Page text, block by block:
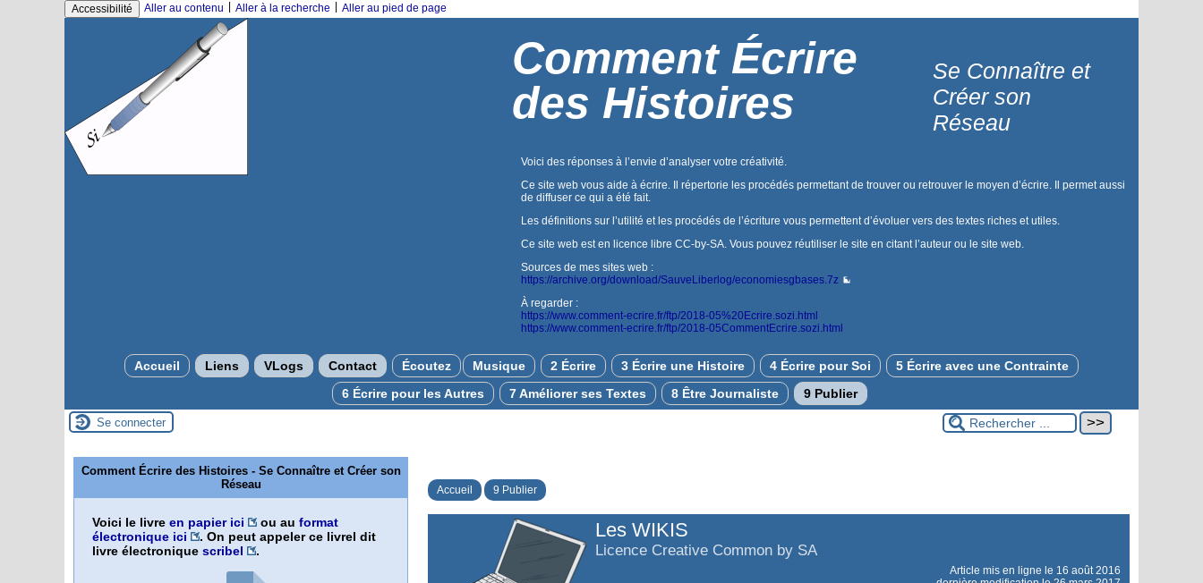
Accessibilité Aller au contenu Aller à la recherche Aller au pied de page
Comment Écrire
des Histoires
Se Connaître et
Créer son
Réseau
Voici des réponses à l’envie d’analyser votre créativité.
Ce site web vous aide à écrire. Il répertorie les procédés permettant de trouver ou retrouver le moyen d’écrire. Il permet aussi
de diffuser ce qui a été fait.
Les définitions sur l’utilité et les procédés de l’écriture vous permettent d’évoluer vers des textes riches et utiles.
Ce site web est en licence libre CC-by-SA. Vous pouvez réutiliser le site en citant l’auteur ou le site web.
Sources de mes sites web :
https://archive.org/download/SauveLiberlog/economiesgbases.7z
À regarder :
https://www.comment-ecrire.fr/ftp/2018-05%20Ecrire.sozi.html
https://www.comment-ecrire.fr/ftp/2018-05CommentEcrire.sozi.html
Accueil Liens VLogs Contact Écoutez Musique 2 Écrire 3 Écrire une Histoire 4 Écrire pour Soi
5 Écrire avec une Contrainte
6 Écrire pour les Autres
7 Améliorer ses Textes 8 Être Journaliste 9 Publier
Se connecter
Accueil 9 Publier
Les WIKIS
Licence Creative Common by SA
Article mis en ligne le 16 août 2016
Comment Écrire des Histoires - Se Connaître et Créer son
Réseau
Voici le livre en papier ici ou au format
électronique ici
. On peut appeler ce livrel dit
livre électronique scribel .